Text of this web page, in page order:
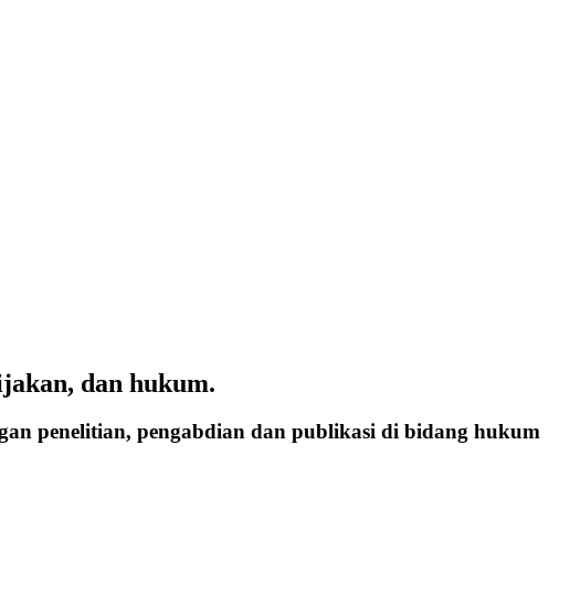
dan hukum.
penelitian, pengabdian dan publikasi di bidang hukum